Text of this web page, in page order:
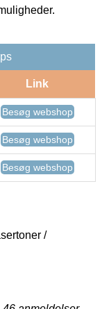
Link
Besøg webshop
Besøg webshop
Besøg webshop
/